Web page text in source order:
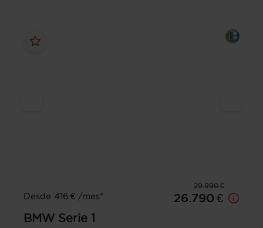
29.990 €
Desde 416 € /mes*
26.790 €
BMW Serie 1